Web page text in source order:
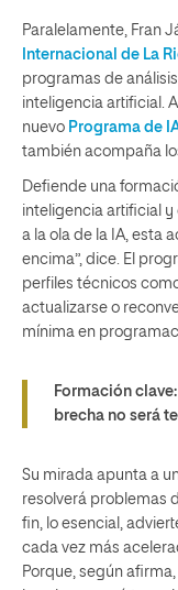
Paralelamente, Fran
Internacional de La
programas de
inteligencia artificial.
nuevo Programa de
también acompaña
Defiende una
inteligencia artificial y
a la ola de la IA, esta
encima”, dice. El
perfiles técnicos
actualizarse o
mínima en
Formación clave:
brecha no será
Su mirada apunta a
resolverá problemas
fin, lo esencial,
cada vez más
Porque, según